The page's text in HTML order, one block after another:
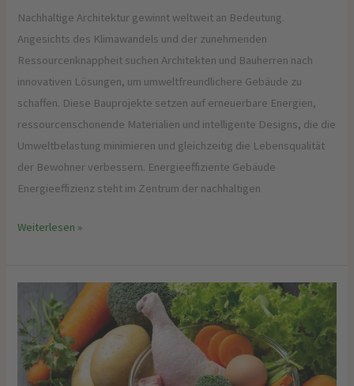
Nachhaltige Architektur gewinnt weltweit an Bedeutung.
Angesichts des Klimawandels und der zunehmenden
Ressourcenknappheit suchen Architekten und Bauherren nach
innovativen Lösungen, um umweltfreundlichere Gebäude zu
schaffen. Diese Bauprojekte setzen auf erneuerbare Energien,
ressourcenschonende Materialien und intelligente Designs, die die
Umweltbelastung minimieren und gleichzeitig die Lebensqualität
der Bewohner verbessern. Energieeffiziente Gebäude
Energieeffizienz steht im Zentrum der nachhaltigen
Weiterlesen »
vom
Garten:
Eigener
Anbau